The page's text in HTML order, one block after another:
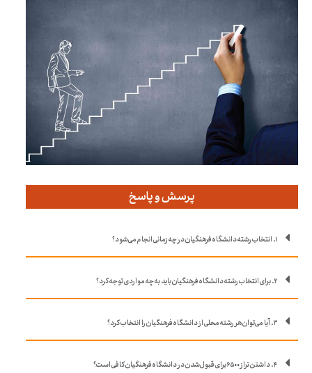
پرسش و پاسخ
۱. انتخاب رشته دانشگاه فرهنگیان در چه زمانی انجام می‌شود؟
۲. برای انتخاب رشته دانشگاه فرهنگیان باید به چه مواردی توجه کرد؟
۳. آیا می‌توان هر رشته محلی از دانشگاه فرهنگیان را انتخاب کرد؟
۴. داشتن تراز ۶۵۰۰ برای قبول‌شدن در دانشگاه فرهنگیان کافی است؟